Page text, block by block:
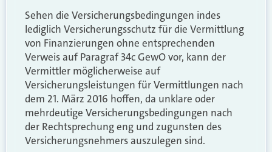
Sehen die Versicherungsbedingungen indes
lediglich Versicherungsschutz für die Vermittlung
von Finanzierungen ohne entsprechenden
Verweis auf Paragraf 34c GewO vor, kann der
Vermittler möglicherweise auf
Versicherungsleistungen für Vermittlungen nach
dem 21. März 2016 hoffen, da unklare oder
mehrdeutige Versicherungsbedingungen nach
der Rechtsprechung eng und zugunsten des
Versicherungsnehmers auszulegen sind.